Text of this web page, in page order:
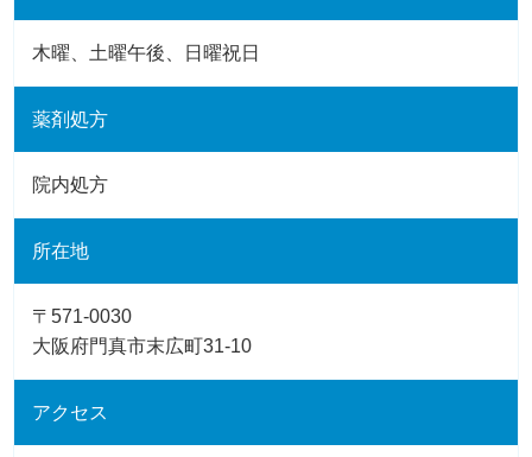
木曜、土曜午後、日曜祝日
薬剤処方
院内処方
所在地
〒571-0030
大阪府門真市末広町31-10
アクセス